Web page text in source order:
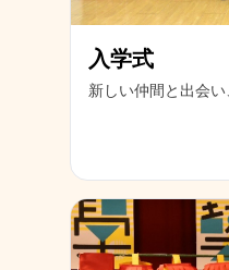
入学式
新しい仲間と出会